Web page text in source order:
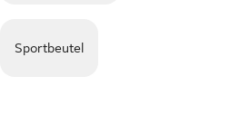
Sportbeutel